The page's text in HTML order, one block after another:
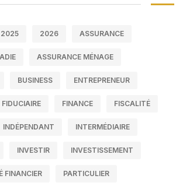
2025 2026 ASSURANCE
ASSURANCE MÉNAGE
BUSINESS ENTREPRENEUR
FIDUCIAIRE FINANCE FISCALITÉ
INDÉPENDANT INTERMÉDIAIRE
INVESTIR INVESTISSEMENT
FINANCIER PARTICULIER